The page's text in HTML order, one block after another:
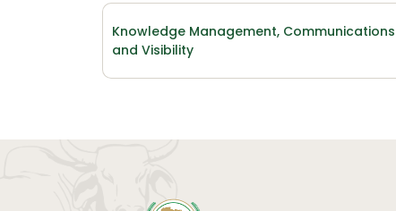
Knowledge Management, Communications
and Visibility